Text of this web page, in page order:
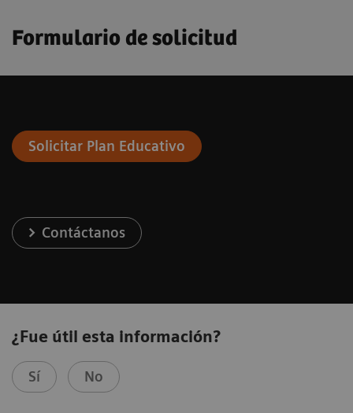
Formulario de solicitud
Solicitar Plan Educativo
Contáctanos
¿Fue útil esta información?
Sí No